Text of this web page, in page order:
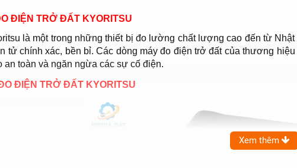
ĐIỆN TRỞ ĐẤT KYORITSU
là một trong những thiết bị đo lường chất lượng cao đến từ
tử chính xác, bền bỉ. Các dòng máy đo điện trở đất của thương
an toàn và ngăn ngừa các sự cố điện.
ĐIỆN TRỞ ĐẤT KYORITSU
Xem thêm